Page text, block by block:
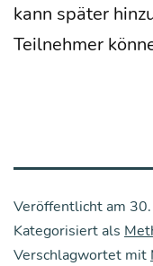
kann spä­ter
Teil­neh­mer
Veröffentlicht am
Kategorisiert als
Verschlagwortet mit